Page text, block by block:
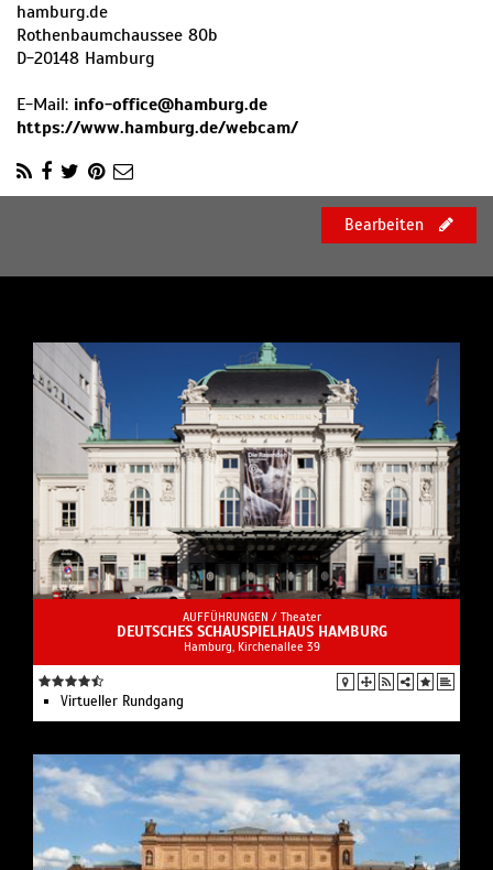
hamburg.de
Rothenbaumchaussee 80b
D-20148 Hamburg
E-Mail: info-office@hamburg.de
https://www.hamburg.de/webcam/
Bearbeiten
AUFFÜHRUNGEN / Theater
DEUTSCHES SCHAUSPIELHAUS HAMBURG
Hamburg, Kirchenallee 39
Virtueller Rundgang